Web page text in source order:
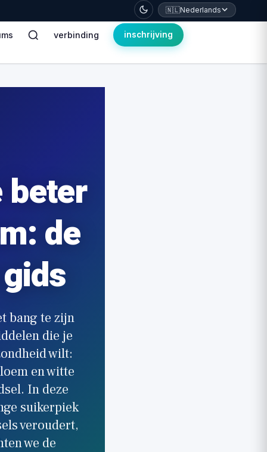
🇳🇱Nederlands
verbinding inschrijving
beter
de
bang te zijn
die je
wilt:
en witte
In deze
suikerpiek
veroudert,
we de